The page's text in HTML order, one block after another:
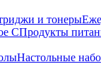
и тонеры
СПродукты
Настольные